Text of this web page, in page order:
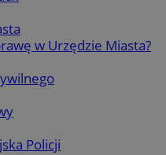
w Urzędzie Miasta?
Policji